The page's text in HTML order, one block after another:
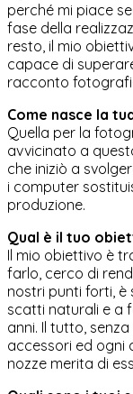
perché mi piace
fase della
resto, il mio
capace di
racconto
Come nasce la
Quella per la
avvicinato a
che iniziò a
i computer
produzione.
Qual è il tuo
Il mio obiettivo è
farlo, cerco di
nostri punti forti, è
scatti naturali e a
anni. Il tutto,
accessori ed ogni
nozze merita di